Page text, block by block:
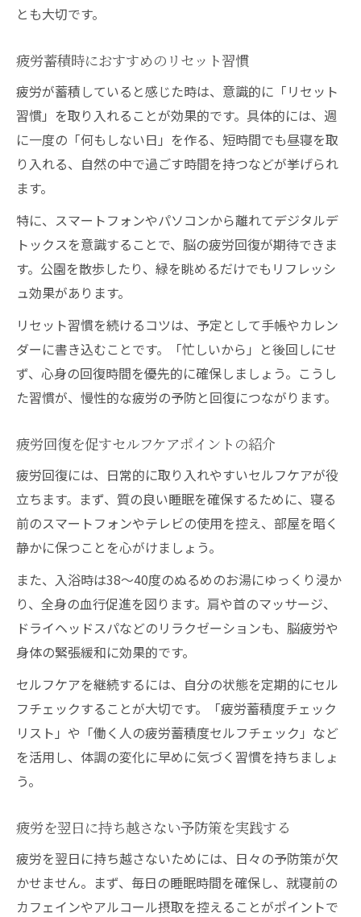
とも大切です。
疲労蓄積時におすすめのリセット習慣
疲労が蓄積していると感じた時は、意識的に「リセット
習慣」を取り入れることが効果的です。具体的には、週
に一度の「何もしない日」を作る、短時間でも昼寝を取
り入れる、自然の中で過ごす時間を持つなどが挙げられ
ます。
特に、スマートフォンやパソコンから離れてデジタルデ
トックスを意識することで、脳の疲労回復が期待できま
す。公園を散歩したり、緑を眺めるだけでもリフレッシ
ュ効果があります。
リセット習慣を続けるコツは、予定として手帳やカレン
ダーに書き込むことです。「忙しいから」と後回しにせ
ず、心身の回復時間を優先的に確保しましょう。こうし
た習慣が、慢性的な疲労の予防と回復につながります。
疲労回復を促すセルフケアポイントの紹介
疲労回復には、日常的に取り入れやすいセルフケアが役
立ちます。まず、質の良い睡眠を確保するために、寝る
前のスマートフォンやテレビの使用を控え、部屋を暗く
静かに保つことを心がけましょう。
また、入浴時は38〜40度のぬるめのお湯にゆっくり浸か
り、全身の血行促進を図ります。肩や首のマッサージ、
ドライヘッドスパなどのリラクゼーションも、脳疲労や
身体の緊張緩和に効果的です。
セルフケアを継続するには、自分の状態を定期的にセル
フチェックすることが大切です。「疲労蓄積度チェック
リスト」や「働く人の疲労蓄積度セルフチェック」など
を活用し、体調の変化に早めに気づく習慣を持ちましょ
う。
疲労を翌日に持ち越さない予防策を実践する
疲労を翌日に持ち越さないためには、日々の予防策が欠
かせません。まず、毎日の睡眠時間を確保し、就寝前の
カフェインやアルコール摂取を控えることがポイントで